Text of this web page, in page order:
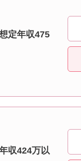
定年収475
収424万以